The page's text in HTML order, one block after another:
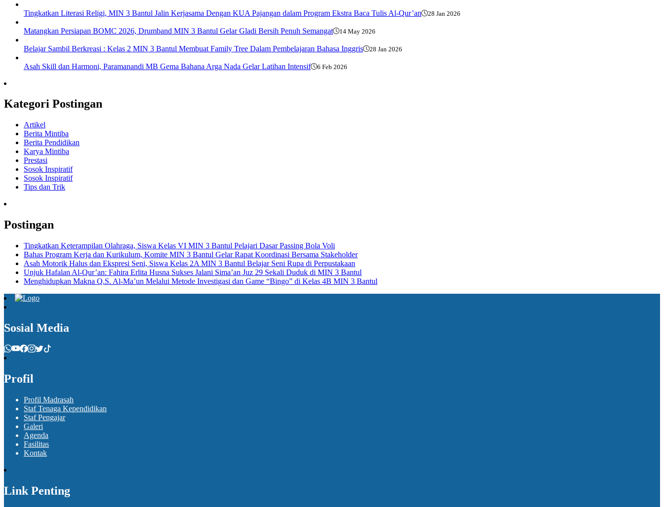
Tingkatkan Literasi Religi, MIN 3 Bantul Jalin Kerjasama Dengan KUA Pajangan dalam Program Ekstra Baca Tulis Al-Qur’an 28 Jan 2026
Matangkan Persiapan BOMC 2026, Drumband MIN 3 Bantul Gelar Gladi Bersih Penuh Semangat 14 May 2026
Belajar Sambil Berkreasi : Kelas 2 MIN 3 Bantul Membuat Family Tree Dalam Pembelajaran Bahasa Inggris 28 Jan 2026
Asah Skill dan Harmoni, Paramanandi MB Gema Bahana Arga Nada Gelar Latihan Intensif 6 Feb 2026
Kategori Postingan
Artikel
Berita Mintiba
Berita Pendidikan
Karya Mintiba
Prestasi
Sosok Inspiratif
Sosok Inspiratif
Tips dan Trik
Postingan
Tingkatkan Keterampilan Olahraga, Siswa Kelas VI MIN 3 Bantul Pelajari Dasar Passing Bola Voli
Bahas Program Kerja dan Kurikulum, Komite MIN 3 Bantul Gelar Rapat Koordinasi Bersama Stakeholder
Asah Motorik Halus dan Ekspresi Seni, Siswa Kelas 2A MIN 3 Bantul Belajar Seni Rupa di Perpustakaan
Unjuk Hafalan Al-Qur’an: Fahira Erlita Husna Sukses Jalani Sima’an Juz 29 Sekali Duduk di MIN 3 Bantul
Menghidupkan Makna Q.S. Al-Ma’un Melalui Metode Investigasi dan Game “Bingo” di Kelas 4B MIN 3 Bantul
Sosial Media
Profil
Profil Madrasah
Staf Tenaga Kependidikan
Staf Pengajar
Galeri
Agenda
Fasilitas
Kontak
Link Penting